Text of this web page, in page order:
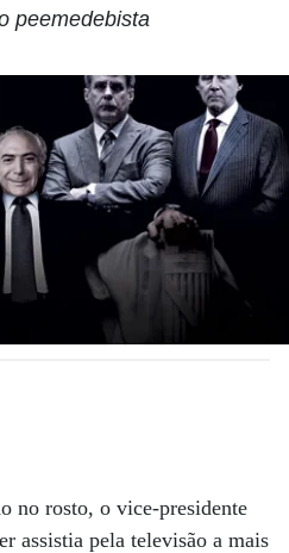
peemedebista
no rosto, o vice-presidente
assistia pela televisão a mais